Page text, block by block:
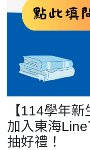
【114學年新
加入東海
抽好禮！